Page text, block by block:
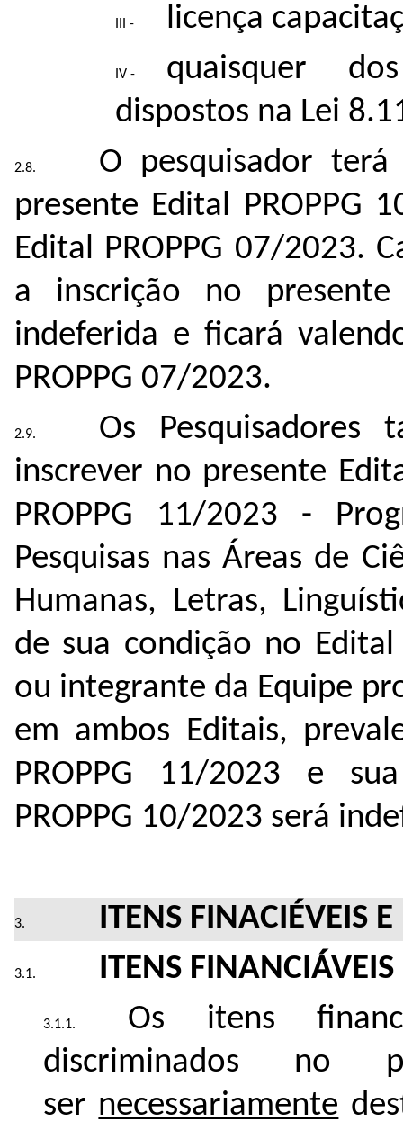
licença
quaisquer
dispostos na Lei
O pesquisador
presente Edital PROPPG
Edital PROPPG 07/2023.
a inscrição no presente
indeferida e ficará
PROPPG 07/2023.
Os
inscrever no presente
PROPPG 11/2023 -
Pesquisas nas Áreas de
Humanas, Letras,
de sua condição no
ou integrante da Equipe
em ambos Editais,
PROPPG 11/2023 e
PROPPG 10/2023 será
ITENS FINACIÉVEIS
ITENS FINANCIÁVEIS
Os itens
discriminados no
ser necessariamente